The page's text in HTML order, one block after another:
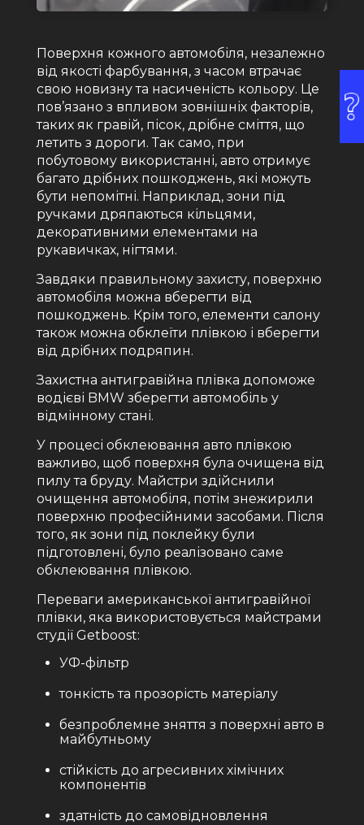
Поверхня кожного автомобіля, незалежно
від якості фарбування, з часом втрачає
свою новизну та насиченість кольору. Це
пов’язано з впливом зовнішніх факторів,
таких як гравій, пісок, дрібне сміття, що
летить з дороги. Так само, при
побутовому використанні, авто отримує
багато дрібних пошкоджень, які можуть
бути непомітні. Наприклад, зони під
ручками дряпаються кільцями,
декоративними елементами на
рукавичках, нігтями.
Завдяки правильному захисту, поверхню
автомобіля можна вберегти від
пошкоджень. Крім того, елементи салону
також можна обклеїти плівкою і вберегти
від дрібних подряпин.
Захистна антигравійна плівка допоможе
водієві BMW зберегти автомобіль у
відмінному стані.
У процесі обклеювання авто плівкою
важливо, щоб поверхня була очищена від
пилу та бруду. Майстри здійснили
очищення автомобіля, потім знежирили
поверхню професійними засобами. Після
того, як зони під поклейку були
підготовлені, було реалізовано саме
обклеювання плівкою.
Переваги американської антигравійної
плівки, яка використовується майстрами
студії Getboost:
УФ-фільтр
тонкість та прозорість матеріалу
безпроблемне зняття з поверхні авто в
майбутньому
стійкість до агресивних хімічних
компонентів
здатність до самовідновлення